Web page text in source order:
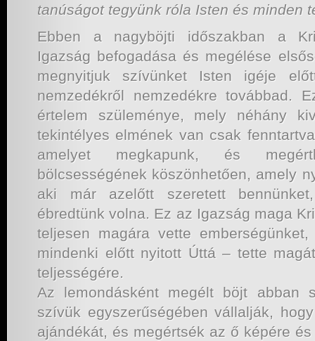
tanúságot tegyünk róla Isten és minden
Ebben a nagyböjti időszakban a
Igazság befogadása és megélése
megnyitjuk szívünket Isten igéje
nemzedékről nemzedékre továbbad.
értelem szüleménye, mely néhány
tekintélyes elmének van csak
amelyet megkapunk, és
bölcsességének köszönhetően, amely
aki már azelőtt szeretett
ébredtünk volna. Ez az Igazság maga
teljesen magára vette
mindenki előtt nyitott Úttá – tette
teljességére.
Az lemondásként megélt böjt abban
szívük egyszerűségében vállalják,
ajándékát, és megértsék az ő képére